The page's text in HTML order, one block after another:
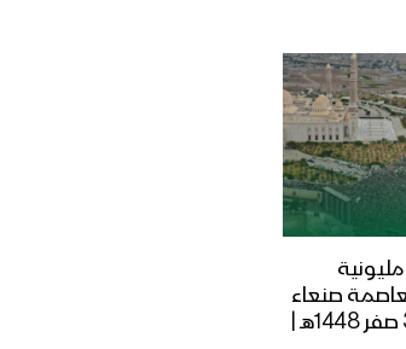
صنعاء
ومختلف المحافظات – 3 صفر 1448هـ |